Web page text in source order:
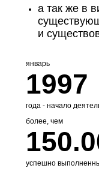
а так же в
и
январь
1997
года - начало
более, чем
успешно